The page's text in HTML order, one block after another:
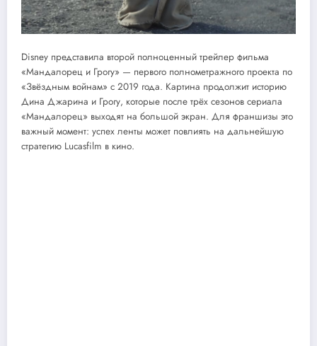
Disney представила второй полноценный трейлер фильма
«Мандалорец и Грогу» — первого полнометражного проекта по
«Звёздным войнам» с 2019 года. Картина продолжит историю
Дина Джарина и Грогу, которые после трёх сезонов сериала
«Мандалорец» выходят на большой экран. Для франшизы это
важный момент: успех ленты может повлиять на дальнейшую
стратегию Lucasfilm в кино.